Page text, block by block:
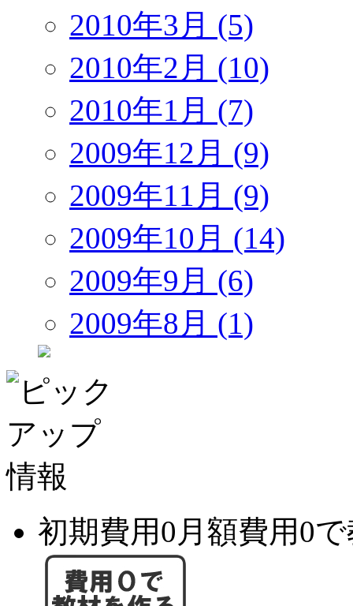
2010年3月 (5)
2010年2月 (10)
2010年1月 (7)
2009年12月 (9)
2009年11月 (9)
2009年10月 (14)
2009年9月 (6)
2009年8月 (1)
初期費用0月額費用0